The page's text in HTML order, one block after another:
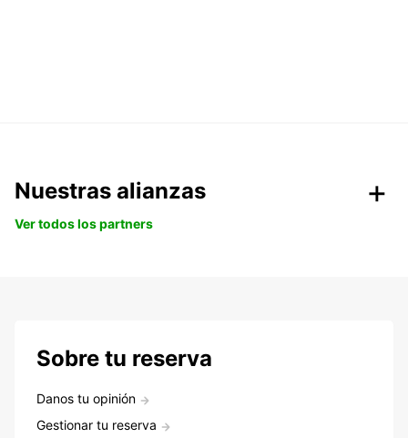
Nuestras alianzas
Ver todos los partners
Sobre tu reserva
Danos tu opinión
Gestionar tu reserva